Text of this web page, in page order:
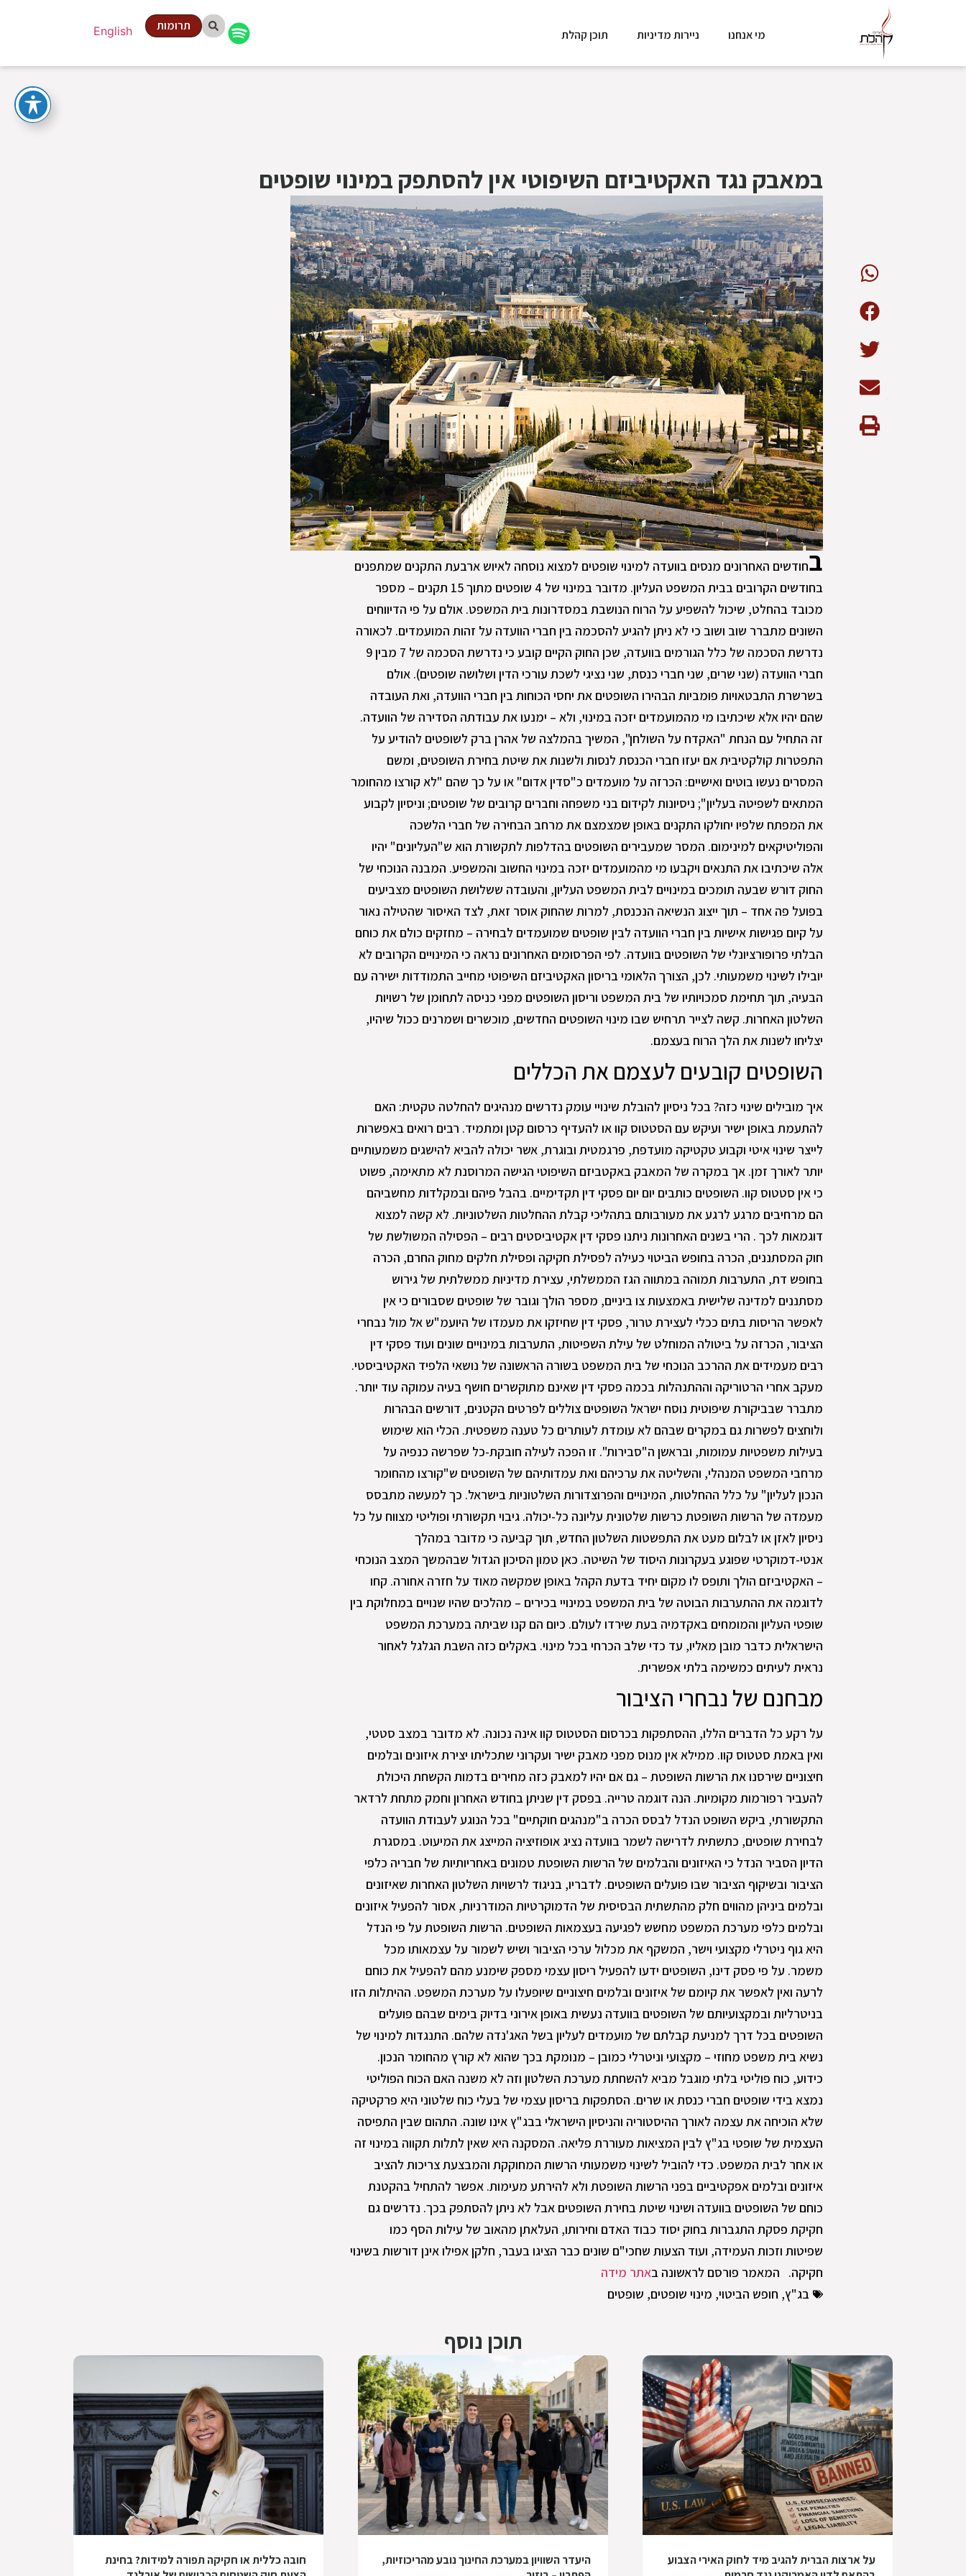
מי אנחנו ניירות מדיניות תוכן קהלת English תרומות
במאבק נגד האקטיביזם השיפוטי אין להסתפק במינוי שופטים
בחודשים האחרונים מנסים בוועדה למינוי שופטים למצוא נוסחה לאיוש ארבעת התקנים שמתפנים
בחודשים הקרובים בבית המשפט העליון. מדובר במינוי של 4 שופטים מתוך 15 תקנים – מספר
מכובד בהחלט, שיכול להשפיע על הרוח הנושבת במסדרונות בית המשפט. אולם על פי הדיווחים
השונים מתברר שוב ושוב כי לא ניתן להגיע להסכמה בין חברי הוועדה על זהות המועמדים. לכאורה
נדרשת הסכמה של כלל הגורמים בוועדה, שכן החוק הקיים קובע כי נדרשת הסכמה של 7 מבין 9
חברי הוועדה (שני שרים, שני חברי כנסת, שני נציגי לשכת עורכי הדין ושלושה שופטים). אולם
בשרשרת התבטאויות פומביות הבהירו השופטים את יחסי הכוחות בין חברי הוועדה, ואת העובדה
שהם יהיו אלא שיכתיבו מי מהמועמדים יזכה במינוי, ולא – ימנעו את עבודתה הסדירה של הוועדה.
זה התחיל עם הנחת "האקדח על השולחן", המשיך בהמלצה של אהרן ברק לשופטים להודיע על
התפטרות קולקטיבית אם יעזו חברי הכנסת לנסות ולשנות את שיטת בחירת השופטים, ומשם
המסרים נעשו בוטים ואישיים: הכרזה על מועמדים כ"סדין אדום" או על כך שהם "לא קורצו מהחומר
המתאים לשפיטה בעליון"; ניסיונות לקידום בני משפחה וחברים קרובים של שופטים; וניסיון לקבוע
את המפתח שלפיו יחולקו התקנים באופן שמצמצם את מרחב הבחירה של חברי הלשכה
והפוליטיקאים למינימום. המסר שמעבירים השופטים בהדלפות לתקשורת הוא ש"העליונים" יהיו
אלה שיכתיבו את התנאים ויקבעו מי מהמועמדים יזכה במינוי החשוב והמשפיע. המבנה הנוכחי של
החוק דורש שבעה תומכים במינויים לבית המשפט העליון, והעובדה ששלושת השופטים מצביעים
בפועל פה אחד – תוך ייצוג הנשיאה הנכנסת, למרות שהחוק אוסר זאת, לצד האיסור שהטילה נאור
על קיום פגישות אישיות בין חברי הוועדה לבין שופטים שמועמדים לבחירה – מחזקים כולם את כוחם
הבלתי פרופורציונלי של השופטים בוועדה. לפי הפרסומים האחרונים נראה כי המינויים הקרובים לא
יובילו לשינוי משמעותי. לכן, הצורך הלאומי בריסון האקטיביזם השיפוטי מחייב התמודדות ישירה עם
הבעיה, תוך תחימת סמכויותיו של בית המשפט וריסון השופטים מפני כניסה לתחומן של רשויות
השלטון האחרות. קשה לצייר תרחיש שבו מינוי השופטים החדשים, מוכשרים ושמרנים ככול שיהיו,
יצליחו לשנות את הלך הרוח בעצמם.
השופטים קובעים לעצמם את הכללים
איך מובילים שינוי כזה? בכל ניסיון להובלת שינויי עומק נדרשים מנהיגים להחלטה טקטית: האם
להתעמת באופן ישיר ועיקש עם הסטטוס קוו או להעדיף כרסום קטן ומתמיד. רבים רואים באפשרות
לייצר שינוי איטי וקבוע טקטיקה מועדפת, פרגמטית ובוגרת, אשר יכולה להביא להישגים משמעותיים
יותר לאורך זמן. אך במקרה של המאבק באקטביזם השיפוטי הגישה המרוסנת לא מתאימה, פשוט
כי אין סטטוס קוו. השופטים כותבים יום יום פסקי דין תקדימיים. בהבל פיהם ובמקלדות מחשביהם
הם מרחיבים מרגע לרגע את מעורבותם בתהליכי קבלת ההחלטות השלטוניות. לא קשה למצוא
דוגמאות לכך . הרי בשנים האחרונות ניתנו פסקי דין אקטיביסטים רבים – הפסילה המשולשת של
חוק המסתננים, הכרה בחופש הביטוי כעילה לפסילת חקיקה ופסילת חלקים מחוק החרם, הכרה
בחופש דת, התערבות תמוהה במתווה הגז הממשלתי, עצירת מדיניות ממשלתית של גירוש
מסתננים למדינה שלישית באמצעות צו ביניים, מספר הולך וגובר של שופטים שסבורים כי אין
לאפשר הריסות בתים ככלי לעצירת טרור, פסקי דין שחיזקו את מעמדו של היועמ"ש אל מול נבחרי
הציבור, הכרזה על ביטולה המוחלט של עילת השפיטות, התערבות במינויים שונים ועוד פסקי דין
רבים מעמידים את ההרכב הנוכחי של בית המשפט בשורה הראשונה של נושאי הלפיד האקטיביסטי.
מעקב אחרי הרטוריקה וההתנהלות בכמה פסקי דין שאינם מתוקשרים חושף בעיה עמוקה עוד יותר.
מתברר שבביקורת שיפוטית נוסח ישראל השופטים צוללים לפרטים הקטנים, דורשים הבהרות
ולוחצים לפשרות גם במקרים שבהם לא עומדת לעותרים כל טענה משפטית. הכלי הוא שימוש
בעילות משפטיות עמומות, ובראשן ה"סבירות". זו הפכה לעילה חובקת-כל שפרשה כנפיה על
מרחבי המשפט המנהלי, והשליטה את ערכיהם ואת עמדותיהם של השופטים ש"קורצו מהחומר
הנכון לעליון" על כלל ההחלטות, המינויים והפרוצדורות השלטוניות בישראל. כך למעשה מתבסס
מעמדה של הרשות השופטת כרשות שלטונית עליונה כל-יכולה. גיבוי תקשורתי ופוליטי מצווח על כל
ניסיון לאזן או לבלום מעט את התפשטות השלטון החדש, תוך קביעה כי מדובר במהלך
אנטי-דמוקרטי שפוגע בעקרונות היסוד של השיטה. כאן טמון הסיכון הגדול שבהמשך המצב הנוכחי
– האקטיביזם הולך ותופס לו מקום יחיד בדעת הקהל באופן שמקשה מאוד על חזרה אחורה. קחו
לדוגמה את ההתערבות הבוטה של בית המשפט במינויי בכירים – מהלכים שהיו שנויים במחלוקת בין
שופטי העליון והמומחים באקדמיה בעת שירדו לעולם. כיום הם קנו שביתה במערכת המשפט
הישראלית כדבר מובן מאליו, עד כדי שלב הכרחי בכל מינוי. באקלים כזה השבת הגלגל לאחור
נראית לעיתים כמשימה בלתי אפשרית.
מבחנם של נבחרי הציבור
על רקע כל הדברים הללו, ההסתפקות בכרסום הסטטוס קוו אינה נכונה. לא מדובר במצב סטטי,
ואין באמת סטטוס קוו. ממילא אין מנוס מפני מאבק ישיר ועקרוני שתכליתו יצירת איזונים ובלמים
חיצוניים שירסנו את הרשות השופטת – גם אם יהיו למאבק כזה מחירים בדמות הקשחת היכולת
להעביר רפורמות מקומיות. הנה דוגמה טרייה. בפסק דין שניתן בחודש האחרון וחמק מתחת לרדאר
התקשורתי, ביקש השופט הנדל לבסס הכרה ב"מנהגים חוקתיים" בכל הנוגע לעבודת הוועדה
לבחירת שופטים, כתשתית לדרישה לשמר בוועדה נציג אופוזיציה המייצג את המיעוט. במסגרת
הדיון הסביר הנדל כי האיזונים והבלמים של הרשות השופטת טמונים באחריותיות של חבריה כלפי
הציבור ובשיקוף הציבור שבו פועלים השופטים. לדבריו, בניגוד לרשויות השלטון האחרות שאיזונים
ובלמים ביניהן מהווים חלק מהתשתית הבסיסית של הדמוקרטיות המודרניות, אסור להפעיל איזונים
ובלמים כלפי מערכת המשפט מחשש לפגיעה בעצמאות השופטים. הרשות השופטת על פי הנדל
היא גוף ניטרלי מקצועי וישר, המשקף את מכלול ערכי הציבור ושיש לשמור על עצמאותו מכל
משמר. על פי פסק דינו, השופטים ידעו להפעיל ריסון עצמי מספק שימנע מהם להפעיל את כוחם
לרעה ואין לאפשר את קיומם של איזונים ובלמים חיצוניים שיופעלו על מערכת המשפט. ההיתלות הזו
בניטרליות ובמקצועיותם של השופטים בוועדה נעשית באופן אירוני בדיוק בימים שבהם פועלים
השופטים בכל דרך למניעת קבלתם של מועמדים לעליון בשל האג'נדה שלהם. התנגדות למינוי של
נשיא בית משפט מחוזי – מקצועי וניטרלי כמובן – מנומקת בכך שהוא לא קורץ מהחומר הנכון.
כידוע, כוח פוליטי בלתי מוגבל מביא להשחתת מערכת השלטון וזה לא משנה האם הכוח הפוליטי
נמצא בידי שופטים חברי כנסת או שרים. הסתפקות בריסון עצמי של בעלי כוח שלטוני היא פרקטיקה
שלא הוכיחה את עצמה לאורך ההיסטוריה והניסיון הישראלי בבג"ץ אינו שונה. התהום שבין התפיסה
העצמית של שופטי בג"ץ לבין המציאות מעוררת פליאה. המסקנה היא שאין לתלות תקווה במינוי זה
או אחר לבית המשפט. כדי להוביל לשינוי משמעותי הרשות המחוקקת והמבצעת צריכות להציב
איזונים ובלמים אפקטיביים בפני הרשות השופטת ולא להירתע מעימות. אפשר להתחיל בהקטנת
כוחם של השופטים בוועדה ושינוי שיטת בחירת השופטים אבל לא ניתן להסתפק בכך. נדרשים גם
חקיקת פסקת התגברות בחוק יסוד כבוד האדם וחירותו, העלאתן מהאוב של עילות הסף כמו
שפיטות וזכות העמידה, ועוד הצעות שחכי"ם שונים כבר הציגו בעבר, חלקן אפילו אינן דורשות בשינוי
חקיקה. המאמר פורסם לראשונה באתר מידה
בג"ץ, חופש הביטוי, מינוי שופטים, שופטים
תוכן נוסף
על ארצות הברית להגיב מיד לחוק האירי הצבוע
היעדר השוויון במערכת החינוך נובע מהריכוזיות,
חובה כללית או חקיקה תפורה למידות? בחינת